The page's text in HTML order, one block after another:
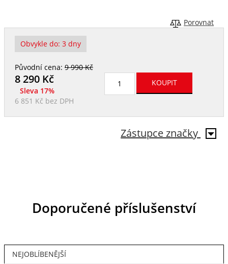
Porovnat
Obvykle do: 3 dny
Původní cena:9 990 Kč
8 290Kč
Sleva 17%
6 851 Kč bez DPH
Zástupce značky
Doporučené příslušenství
NEJOBLÍBENĚJŠÍ